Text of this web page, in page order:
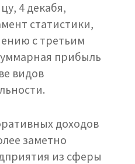
4 декабя,
статистики,
с третьим
прибыль
видов
доходов
заметно
из сферы